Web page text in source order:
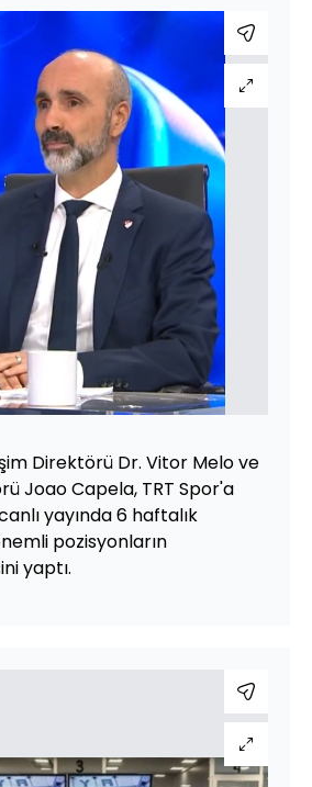
Direktörü Dr. Vitor Melo ve
Joao Capela, TRT Spor'a
yayında 6 haftalık
pozisyonların
yaptı.